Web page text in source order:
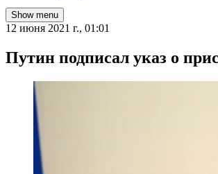
Show menu
12 июня 2021 г., 01:01
Путин подписал указ о